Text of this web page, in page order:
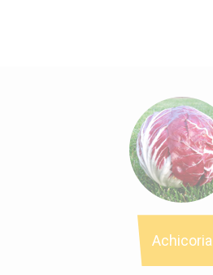
Achicoria